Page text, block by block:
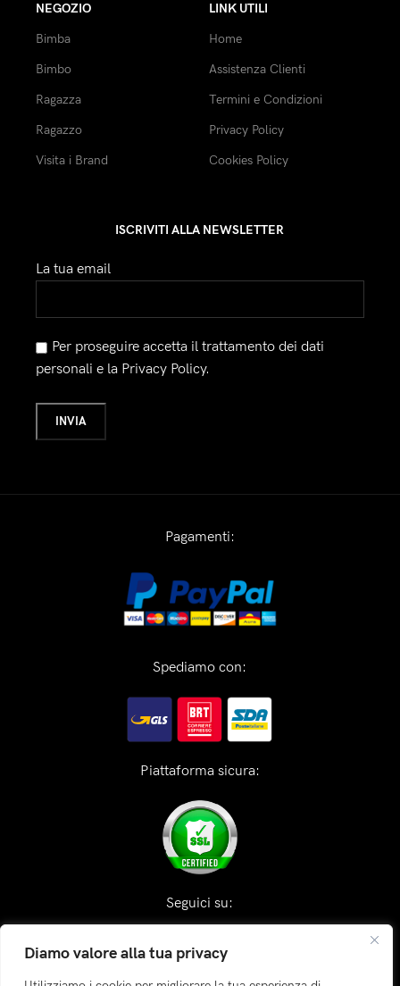
Diamo valore alla tua privacy
NEGOZIO
Bimba
Bimbo
Ragazza
Ragazzo
Visita i Brand
LINK UTILI
Home
Assistenza Clienti
Termini e Condizioni
Privacy Policy
Cookies Policy
ISCRIVITI ALLA NEWSLETTER
La tua email
Per proseguire accetta il trattamento dei dati
personali e la Privacy Policy.
Pagamenti:
Spediamo con:
Piattaforma sicura:
Seguici su: